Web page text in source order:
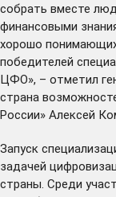
собрать вместе
финансовыми
хорошо
победителей
ЦФО», – отметил
страна
России» Алексей
Запуск
задачей
страны. Среди